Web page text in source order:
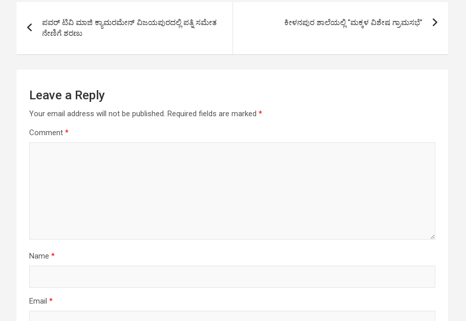
A
p
p
o
o
k
n
navigation
ಪವರ್ ಟಿವಿ ಮಾಜಿ ಕ್ಯಾಮರಮೇನ್ ವಿಜಯಪುರದಲ್ಲಿ ಪತ್ನಿ ಸಮೇತ
ನೇಣಿಗೆ ಶರಣು
ಕೀಳನಪುರ ಶಾಲೆಯಲ್ಲಿ “ಮಕ್ಕಳ ವಿಶೇಷ ಗ್ರಾಮಸಭೆ”
Leave a Reply
Your email address will not be published. Required fields are marked *
Comment *
Name *
Email *